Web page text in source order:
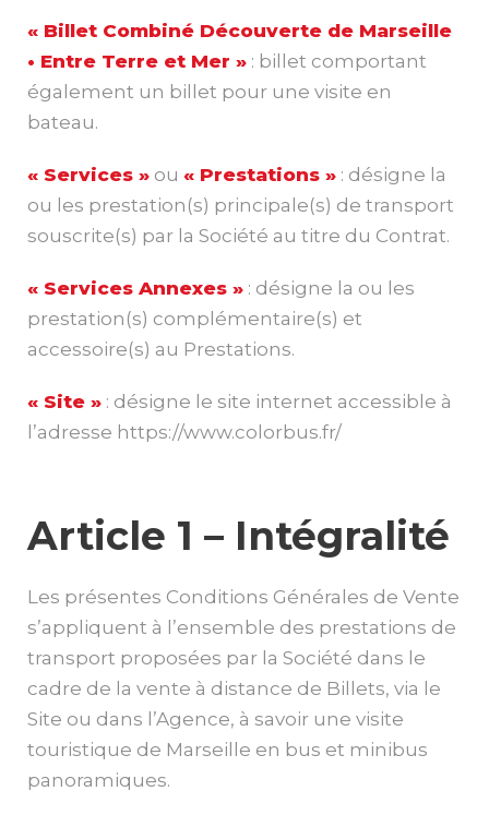
« Billet Combiné Découverte de Marseille
• Entre Terre et Mer » : billet comportant
également un billet pour une visite en
bateau.
« Services » ou « Prestations » : désigne la
ou les prestation(s) principale(s) de transport
souscrite(s) par la Société au titre du Contrat.
« Services Annexes » : désigne la ou les
prestation(s) complémentaire(s) et
accessoire(s) au Prestations.
« Site » : désigne le site internet accessible à
l’adresse https://www.colorbus.fr/
Article 1 – Intégralité
Les présentes Conditions Générales de Vente
s’appliquent à l’ensemble des prestations de
transport proposées par la Société dans le
cadre de la vente à distance de Billets, via le
Site ou dans l’Agence, à savoir une visite
touristique de Marseille en bus et minibus
panoramiques.